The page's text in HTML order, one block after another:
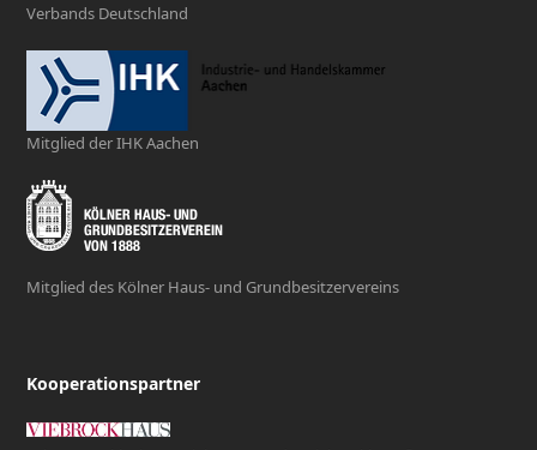
Verbands Deutschland
Mitglied der IHK Aachen
Mitglied des Kölner Haus- und Grundbesitzervereins
Kooperationspartner